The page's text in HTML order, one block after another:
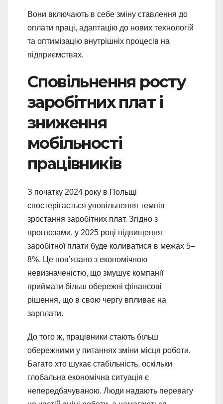
Вони включають в себе зміну ставлення до
оплати праці, адаптацію до нових технологій
та оптимізацію внутрішніх процесів на
підприємствах.
Сповільнення росту
заробітних плат і
зниження
мобільності
працівників
З початку 2024 року в Польщі
спостерігається уповільнення темпів
зростання заробітних плат. Згідно з
прогнозами, у 2025 році підвищення
заробітної плати буде коливатися в межах 5–
8%. Це пов’язано з економічною
невизначеністю, що змушує компанії
приймати більш обережні фінансові
рішення, що в свою чергу впливає на
зарплати.
До того ж, працівники стають більш
обережними у питаннях зміни місця роботи.
Багато хто шукає стабільність, оскільки
глобальна економічна ситуація є
непередбачуваною. Люди надають перевагу